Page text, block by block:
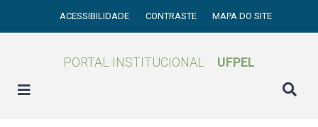
ACESSIBILIDADE CONTRASTE MAPA DO SITE
PORTAL INSTITUCIONAL UFPEL